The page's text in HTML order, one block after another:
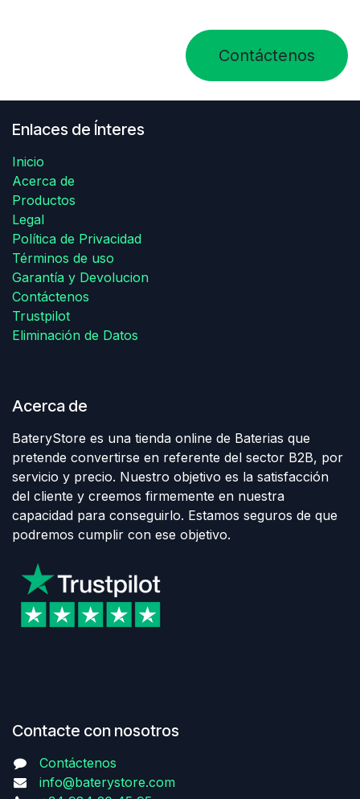
Contáctenos
Enlaces de Ínteres
Inicio
Acerca de
Productos
Legal
Política de Privacidad
Términos de uso
Garantía y Devolucion
Contáctenos
Trustpilot
Eliminación de Datos
Acerca de
BateryStore es una tienda online de Baterias que
pretende convertirse en referente del sector B2B, por
servicio y precio. Nuestro objetivo es la satisfacción
del cliente y creemos firmemente en nuestra
capacidad para conseguirlo. Estamos seguros de que
podremos cumplir con ese objetivo.
Contacte con nosotros
Contáctenos
info@baterystore.com